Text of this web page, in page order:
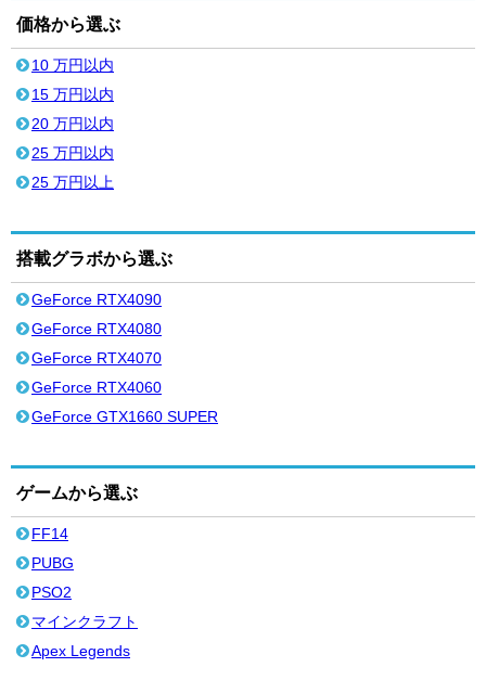
価格から選ぶ
10 万円以内
15 万円以内
20 万円以内
25 万円以内
25 万円以上
搭載グラボから選ぶ
GeForce RTX4090
GeForce RTX4080
GeForce RTX4070
GeForce RTX4060
GeForce GTX1660 SUPER
ゲームから選ぶ
FF14
PUBG
PSO2
マインクラフト
Apex Legends